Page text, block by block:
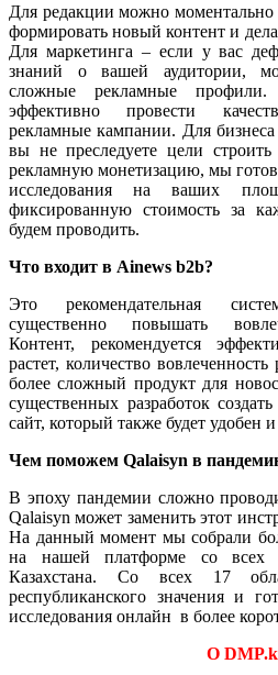
Для редакции можно моментально
формировать новый контент и
Для маркетинга – если у вас
знаний о вашей аудитории,
сложные рекламные
эффективно провести
рекламные кампании. Для
вы не преследуете цели
рекламную монетизацию, мы
исследования на ваших
фиксированную стоимость за
будем проводить.
Что входит в Ainews b2b?
Это рекомендательная
существенно повышать
Контент, рекомендуется
растет, количество
более сложный продукт для
существенных разработок
сайт, который также будет удобен
Чем поможем Qalaisyn в
В эпоху пандемии сложно
Qalaisyn может заменить этот
На данный момент мы собрали
на нашей платформе со всех
Казахстана. Со всех 17
республиканского значения и
исследования онлайн в более
О